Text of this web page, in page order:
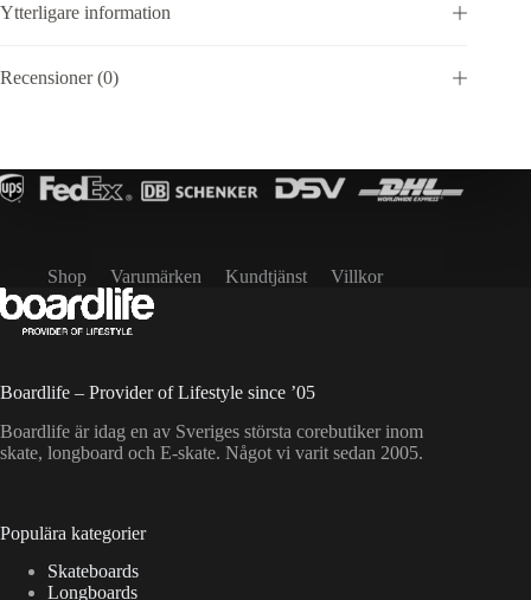
Ytterligare information
Recensioner (0)
Shop Varumärken Kundtjänst Villkor
Boardlife – Provider of Lifestyle since ’05
Boardlife är idag en av Sveriges största corebutiker inom
skate, longboard och E-skate. Något vi varit sedan 2005.
Populära kategorier
Skateboards
Longboards